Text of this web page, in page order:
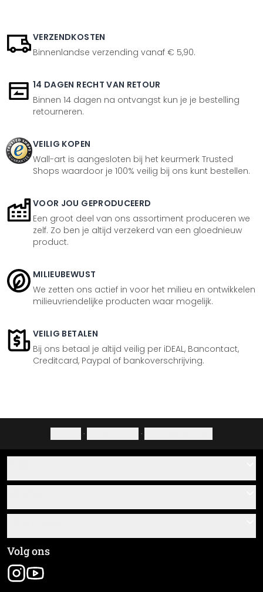
VERZENDKOSTEN
Binnenlandse verzending vanaf € 5,90.
14 DAGEN RECHT VAN RETOUR
Binnen 14 dagen na ontvangst kun je je bestelling
retourneren.
VEILIG KOPEN
Wall-art is aangesloten bij het keurmerk Trusted
Shops waardoor je 100% veilig bij ons kunt bestellen.
VOOR JOU GEPRODUCEERD
Een groot deel van ons assortiment produceren we
zelf. Zo ben je altijd verzekerd van een gloednieuw
product.
MILIEUBEWUST
We zetten ons actief in voor het milieu en ontwikkelen
milieuvriendelijke producten waar mogelijk.
VEILIG BETALEN
Bij ons betaal je altijd veilig per iDEAL, Bancontact,
Creditcard, Paypal of bankoverschrijving.
· ·
Over ons
Plak- en montagehandleidingen
Materiaaloverzicht
Nieuwsbrief aanmelden
Algemene voorwaarden
Colofon
Volg ons